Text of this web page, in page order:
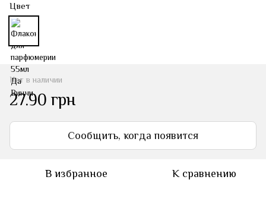
Цвет
Нет в наличии
27.90 грн
Сообщить, когда появится
В избранное К сравнению